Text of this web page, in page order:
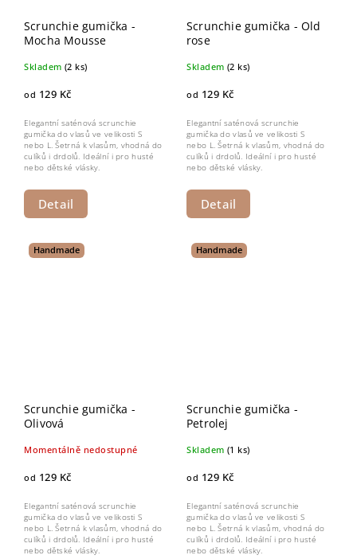
Scrunchie gumička -
Mocha Mousse
Skladem (2 ks)
od 129 Kč
Detail
Elegantní saténová scrunchie
gumička do vlasů ve velikosti S
nebo L. Šetrná k vlasům, vhodná do
culíků i drdolů. Ideální i pro husté
nebo dětské vlásky.
Scrunchie gumička - Old
rose
Skladem (2 ks)
od 129 Kč
Detail
Elegantní saténová scrunchie
gumička do vlasů ve velikosti S
nebo L. Šetrná k vlasům, vhodná do
culíků i drdolů. Ideální i pro husté
nebo dětské vlásky.
Handmade
Scrunchie gumička -
Olivová
Momentálně nedostupné
od 129 Kč
Elegantní saténová scrunchie
gumička do vlasů ve velikosti S
nebo L. Šetrná k vlasům, vhodná do
culíků i drdolů. Ideální i pro husté
nebo dětské vlásky.
Handmade
Scrunchie gumička -
Petrolej
Skladem (1 ks)
od 129 Kč
Elegantní saténová scrunchie
gumička do vlasů ve velikosti S
nebo L. Šetrná k vlasům, vhodná do
culíků i drdolů. Ideální i pro husté
nebo dětské vlásky.